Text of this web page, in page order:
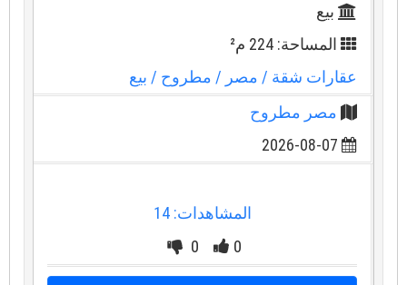
بيع
المساحة: 224 م²
عقارات شقة / مصر / مطروح/ بيع
مصر مطروح
2026-08-07
المشاهدات: 14
0
0